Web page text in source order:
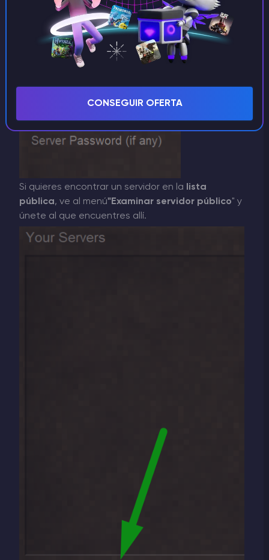
Si quieres encontrar un servidor en la
lista
pública, ve al menú"Examinar servidor público" y
únete al que encuentres allí.
CONSEGUIR OFERTA